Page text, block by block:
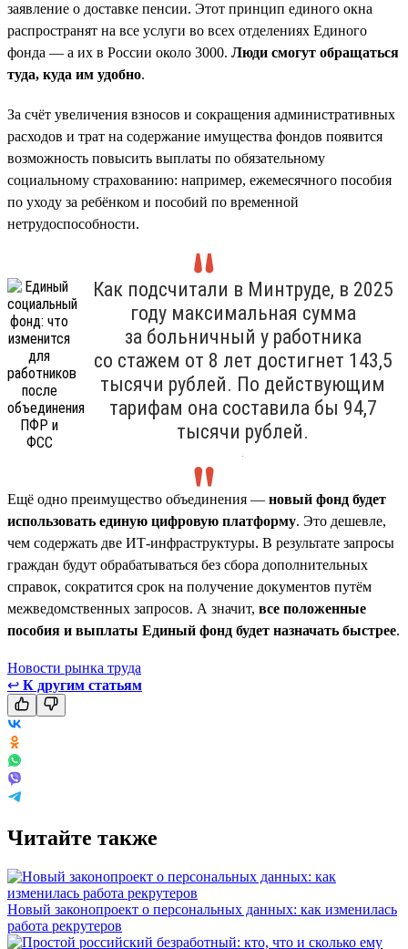
заявление о доставке пенсии. Этот принцип единого окна
распространят на все услуги во всех отделениях Единого
фонда — а их в России около 3000. Люди смогут обращаться
туда, куда им удобно.
За счёт увеличения взносов и сокращения административных
расходов и трат на содержание имущества фондов появится
возможность повысить выплаты по обязательному
социальному страхованию: например, ежемесячного пособия
по уходу за ребёнком и пособий по временной
нетрудоспособности.
Как подсчитали в Минтруде, в 2025
году максимальная сумма
за больничный у работника
со стажем от 8 лет достигнет 143,5
тысячи рублей. По действующим
тарифам она составила бы 94,7
тысячи рублей.
.
Ещё одно преимущество объединения — новый фонд будет
использовать единую цифровую платформу. Это дешевле,
чем содержать две ИТ-инфраструктуры. В результате запросы
граждан будут обрабатываться без сбора дополнительных
справок, сократится срок на получение документов путём
межведомственных запросов. А значит, все положенные
пособия и выплаты Единый фонд будет назначать быстрее.
Новости рынка труда
↩ К другим статьям
Читайте также
Новый законопроект о персональных данных: как изменилась
работа рекрутеров